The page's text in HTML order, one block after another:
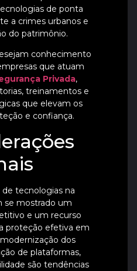
de ponta
a crimes urbanos e
do patrimônio.
conhecimento
que atuam
Privada,
treinamentos e
que elevam os
e confiança.
tecnologias na
se mostrado um
e um recurso
proteção efetiva em
dos
de plataformas,
são tendências